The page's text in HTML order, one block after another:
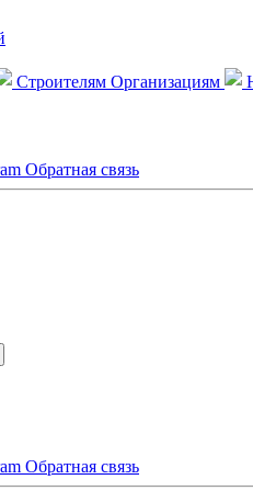
Строителям Организациям
Обратная связь
Обратная связь